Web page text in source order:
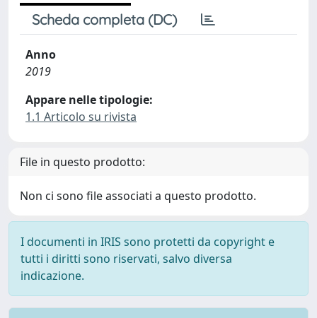
Scheda completa (DC)
Anno
2019
Appare nelle tipologie:
1.1 Articolo su rivista
File in questo prodotto:
Non ci sono file associati a questo prodotto.
I documenti in IRIS sono protetti da copyright e
tutti i diritti sono riservati, salvo diversa
indicazione.